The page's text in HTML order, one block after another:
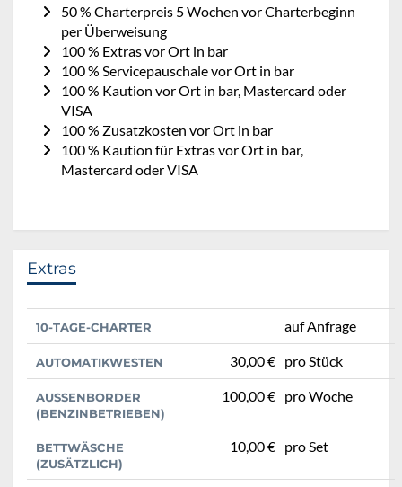
50 % Charterpreis 5 Wochen vor Charterbeginn
per Überweisung
100 % Extras vor Ort in bar
100 % Servicepauschale vor Ort in bar
100 % Kaution vor Ort in bar, Mastercard oder
VISA
100 % Zusatzkosten vor Ort in bar
100 % Kaution für Extras vor Ort in bar,
Mastercard oder VISA
Extras
10-TAGE-CHARTER auf Anfrage
AUTOMATIKWESTEN 30,00 € pro Stück
AUSSENBORDER (
BENZINBETRIEBEN)
100,00 € pro Woche
BETTWÄSCHE
(ZUSÄTZLICH)
10,00 € pro Set